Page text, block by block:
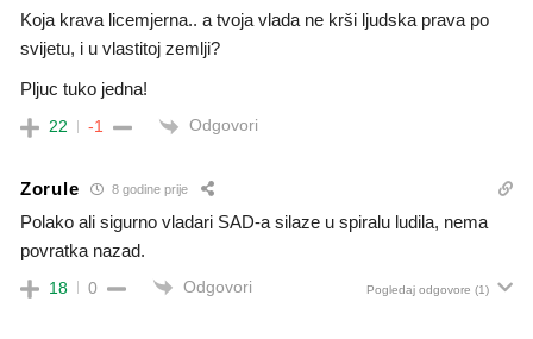
Koja krava licemjerna.. a tvoja vlada ne krši ljudska prava po
svijetu, i u vlastitoj zemlji?
Pljuc tuko jedna!
22 -1 Odgovori
Zorule 8 godine prije
Polako ali sigurno vladari SAD-a silaze u spiralu ludila, nema
povratka nazad.
18 0 Odgovori Pogledaj odgovore (1)